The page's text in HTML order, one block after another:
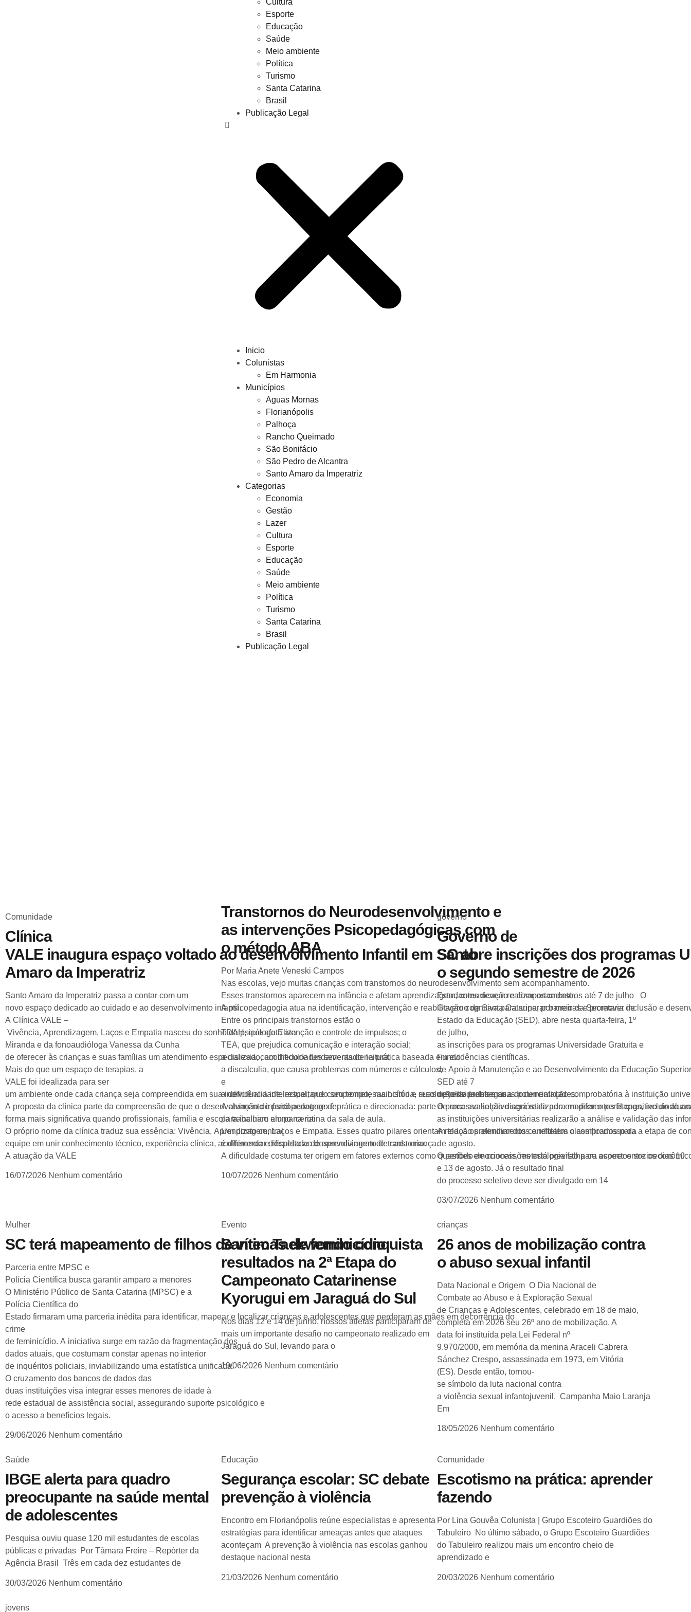
Cultura
Esporte
Educação
Saúde
Meio ambiente
Política
Turismo
Santa Catarina
Brasil
Publicação Legal
Inicio
Colunistas
Em Harmonia
Municípios
Aguas Mornas
Florianópolis
Palhoça
Rancho Queimado
São Bonifácio
São Pedro de Alcantra
Santo Amaro da Imperatriz
Categorias
Economia
Gestão
Lazer
Cultura
Esporte
Educação
Saúde
Meio ambiente
Política
Turismo
Santa Catarina
Brasil
Publicação Legal
Comunidade
Clínica
VALE inaugura espaço voltado ao desenvolvimento Infantil em Santo
Amaro da Imperatriz
Santo Amaro da Imperatriz passa a contar com um
novo espaço dedicado ao cuidado e ao desenvolvimento infantil.
A Clínica VALE –
Vivência, Aprendizagem, Laços e Empatia nasceu do sonho da psicóloga Eliza
Miranda e da fonoaudióloga Vanessa da Cunha
de oferecer às crianças e suas famílias um atendimento especializado, acolhedor e fundamentado na prática baseada em evidências científicas.
Mais do que um espaço de terapias, a
VALE foi idealizada para ser
um ambiente onde cada criança seja compreendida em sua individualidade, respeitando seu tempo, sua história, suas necessidades e suas potencialidades.
A proposta da clínica parte da compreensão de que o desenvolvimento infantil acontece de
forma mais significativa quando profissionais, família e escola trabalham em parceria.
O próprio nome da clínica traduz sua essência: Vivência, Aprendizagem, Laços e Empatia. Esses quatro pilares orientam todos os atendimentos e refletem o compromisso da
equipe em unir conhecimento técnico, experiência clínica, acolhimento e respeito ao desenvolvimento de cada criança.
A atuação da VALE
16/07/2026 Nenhum comentário
Transtornos do Neurodesenvolvimento e
as intervenções Psicopedagógicas com
o método ABA
Por Maria Anete Veneski Campos
Nas escolas, vejo muitas crianças com transtornos do neurodesenvolvimento sem acompanhamento.
Esses transtornos aparecem na infância e afetam aprendizagem, comunicação e comportamento.
A psicopedagogia atua na identificação, intervenção e reabilitação cognitiva para superar barreiras e promover inclusão e
Entre os principais transtornos estão o
TDAH, que afeta atenção e controle de impulsos; o
TEA, que prejudica comunicação e interação social;
a dislexia, com dificuldades severas de leitura;
a discalculia, que causa problemas com números e cálculos;
e
a deficiência intelectual, que compromete raciocínio e resolução de problemas.
A atuação do psicopedagogo é prática e direcionada: parte de uma avaliação diagnóstica para mapear o perfil cognitivo do
para incluir o aluno na rotina da sala de aula.
Um ponto central
é diferenciar dificuldade de aprendizagem de transtorno.
A dificuldade costuma ter origem em fatores externos como questões emocionais, metodologia falha ou aspectos
10/07/2026 Nenhum comentário
governo
Governo de
SC abre inscrições dos programas
o segundo semestre de 2026
Estudantes devem realizar os cadastros até 7 de julho O
Governo de Santa Catarina, por meio da Secretaria de
Estado da Educação (SED), abre nesta quarta-feira, 1º
de julho,
as inscrições para os programas Universidade Gratuita e
Fundo
de Apoio à Manutenção e ao Desenvolvimento da Educação
SED até 7
de julho e entregar a documentação comprobatória à instituição
O processo seletivo será realizado em diferentes etapas, incluindo
as instituições universitárias realizarão a análise e validação das
A relação preliminar dos candidatos classificados para a etapa de
de agosto.
O período de concessões está previsto para ocorrer entre os dias 10
e 13 de agosto. Já o resultado final
do processo seletivo deve ser divulgado em 14
03/07/2026 Nenhum comentário
Mulher
SC terá mapeamento de filhos de vítimas de feminicídio
Parceria entre MPSC e
Polícia Científica busca garantir amparo a menores
O Ministério Público de Santa Catarina (MPSC) e a
Polícia Científica do
Estado firmaram uma parceria inédita para identificar, mapear e localizar crianças e adolescentes que perderam as mães em decorrência do
crime
de feminicídio. A iniciativa surge em razão da fragmentação dos
dados atuais, que costumam constar apenas no interior
de inquéritos policiais, inviabilizando uma estatística unificada.
O cruzamento dos bancos de dados das
duas instituições visa integrar esses menores de idade à
rede estadual de assistência social, assegurando suporte psicológico e
o acesso a benefícios legais.
29/06/2026 Nenhum comentário
Evento
Santec Taekwondo conquista
resultados na 2ª Etapa do
Campeonato Catarinense
Kyorugui em Jaraguá do Sul
Nos dias 12 e 14 de junho, nossos atletas participaram de
mais um importante desafio no campeonato realizado em
Jaraguá do Sul, levando para o
19/06/2026 Nenhum comentário
crianças
26 anos de mobilização contra
o abuso sexual infantil
Data Nacional e Origem O Dia Nacional de
Combate ao Abuso e à Exploração Sexual
de Crianças e Adolescentes, celebrado em 18 de maio,
completa em 2026 seu 26º ano de mobilização. A
data foi instituída pela Lei Federal nº
9.970/2000, em memória da menina Araceli Cabrera
Sánchez Crespo, assassinada em 1973, em Vitória
(ES). Desde então, tornou-
se símbolo da luta nacional contra
a violência sexual infantojuvenil. Campanha Maio Laranja
Em
18/05/2026 Nenhum comentário
Saúde
IBGE alerta para quadro
preocupante na saúde mental
de adolescentes
Pesquisa ouviu quase 120 mil estudantes de escolas
públicas e privadas Por Tâmara Freire – Repórter da
Agência Brasil Três em cada dez estudantes de
30/03/2026 Nenhum comentário
Educação
Segurança escolar: SC debate
prevenção à violência
Encontro em Florianópolis reúne especialistas e apresenta
estratégias para identificar ameaças antes que ataques
aconteçam A prevenção à violência nas escolas ganhou
destaque nacional nesta
21/03/2026 Nenhum comentário
Comunidade
Escotismo na prática: aprender
fazendo
Por Lina Gouvêa Colunista | Grupo Escoteiro Guardiões do
Tabuleiro No último sábado, o Grupo Escoteiro Guardiões
do Tabuleiro realizou mais um encontro cheio de
aprendizado e
20/03/2026 Nenhum comentário
jovens